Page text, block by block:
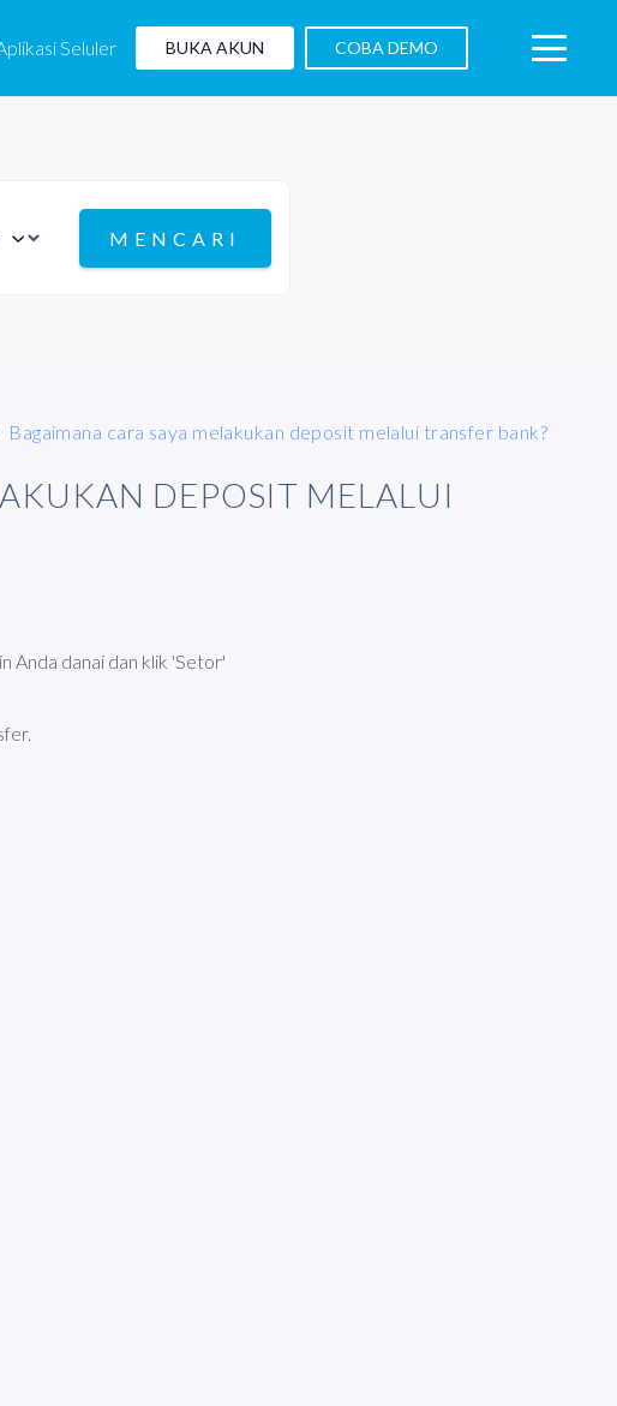
Seluler BUKA AKUN COBA DEMO
Bagaimana cara saya melakukan deposit melalui transfer bank?
DEPOSIT MELALUI
Anda danai dan klik 'Setor'